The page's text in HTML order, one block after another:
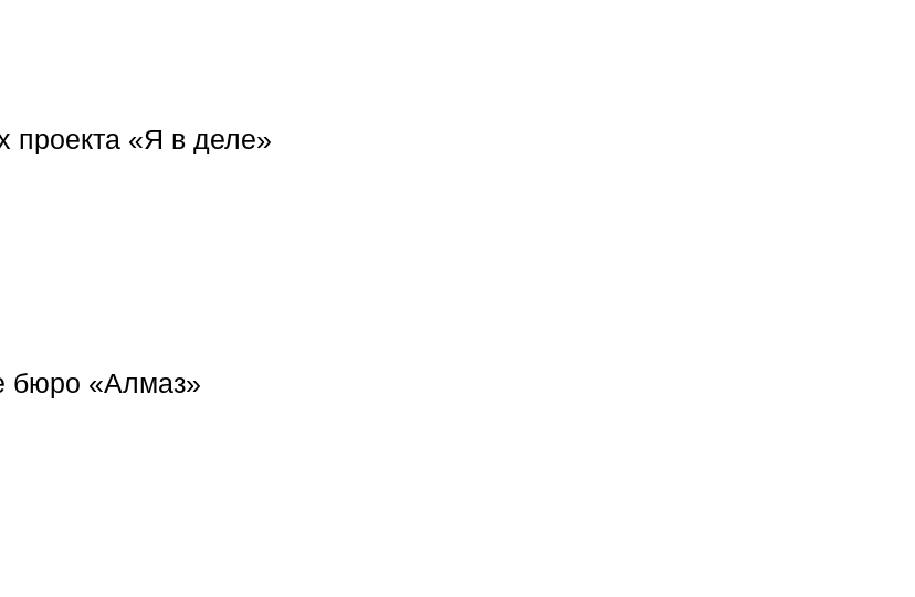
проекта «Я в деле»
бюро «Алмаз»